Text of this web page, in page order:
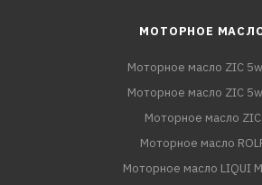
МОТОРНОЕ
Моторное масло ZIC
Моторное масло ZIC
Моторное масло ZIC
Моторное масло
Моторное масло LIQUI